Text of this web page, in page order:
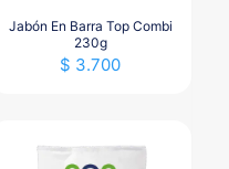
Jabón En Barra Top Combi
230g
$ 3.700